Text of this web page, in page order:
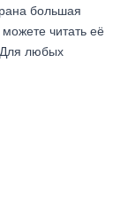
большая
читать её
Для любых